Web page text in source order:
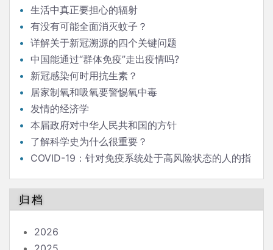
发言生活中真正要担心的辐射
有没有可能全面消灭蚊子？
详解关于新冠溯源的四个关键问题
中国能通过“群体免疫”走出疫情吗?
新冠感染何时用抗生素？
居家制氧和吸氧要警惕氧中毒
发情的经济学
本届政府对中华人民共和国的方针
了解科学史为什么很重要？
COVID-19：针对免疫系统处于高风险状态的人的指
归档
2026